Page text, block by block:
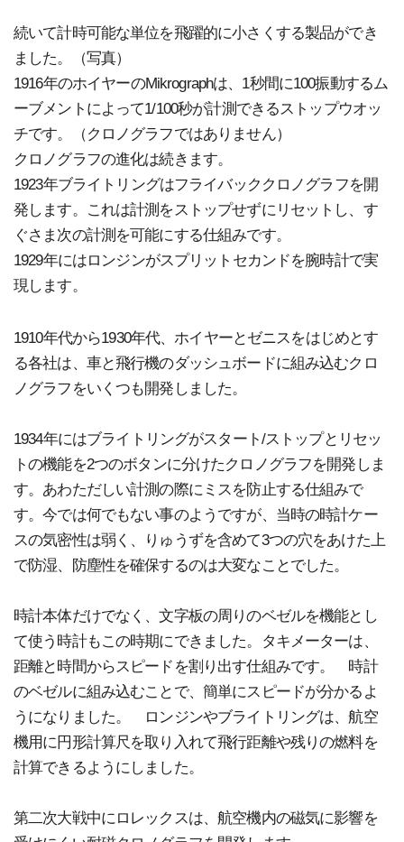
続いて計時可能な単位を飛躍的に小さくする製品ができ
ました。（写真）
1916年のホイヤーのMikrographは、1秒間に100振動するム
ーブメントによって1/100秒が計測できるストップウオッ
チです。（クロノグラフではありません）
クロノグラフの進化は続きます。
1923年ブライトリングはフライバッククロノグラフを開
発します。これは計測をストップせずにリセットし、す
ぐさま次の計測を可能にする仕組みです。
1929年にはロンジンがスプリットセカンドを腕時計で実
現します。
1910年代から1930年代、ホイヤーとゼニスをはじめとす
る各社は、車と飛行機のダッシュボードに組み込むクロ
ノグラフをいくつも開発しました。
1934年にはブライトリングがスタート/ストップとリセッ
トの機能を2つのボタンに分けたクロノグラフを開発しま
す。あわただしい計測の際にミスを防止する仕組みで
す。今では何でもない事のようですが、当時の時計ケー
スの気密性は弱く、りゅうずを含めて3つの穴をあけた上
で防湿、防塵性を確保するのは大変なことでした。
時計本体だけでなく、文字板の周りのベゼルを機能とし
て使う時計もこの時期にできました。タキメーターは、
距離と時間からスピードを割り出す仕組みです。 時計
のベゼルに組み込むことで、簡単にスピードが分かるよ
うになりました。 ロンジンやブライトリングは、航空
機用に円形計算尺を取り入れて飛行距離や残りの燃料を
計算できるようにしました。
第二次大戦中にロレックスは、航空機内の磁気に影響を